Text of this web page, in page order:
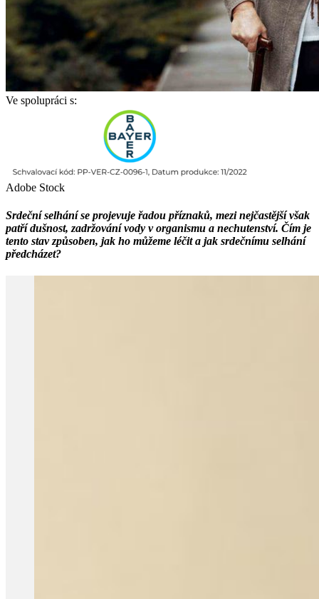
Ve spolupráci s:
Adobe Stock
Srdeční selhání se projevuje řadou příznaků, mezi nejčastější však
patří dušnost, zadržování vody v organismu a nechutenství. Čím je
tento stav způsoben, jak ho můžeme léčit a jak srdečnímu selhání
předcházet?